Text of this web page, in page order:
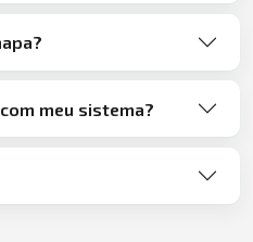
meu sistema?